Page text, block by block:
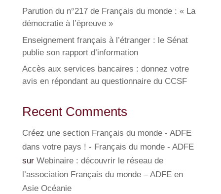
Parution du n°217 de Français du monde : « La
démocratie à l’épreuve »
Enseignement français à l’étranger : le Sénat
publie son rapport d’information
Accès aux services bancaires : donnez votre
avis en répondant au questionnaire du CCSF
Recent Comments
Créez une section Français du monde - ADFE
dans votre pays ! - Français du monde - ADFE
sur Webinaire : découvrir le réseau de
l’association Français du monde – ADFE en
Asie Océanie